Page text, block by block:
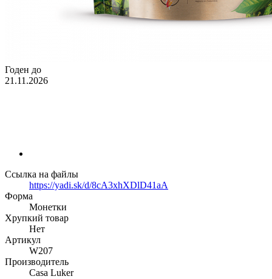
Годен до
21.11.2026
Ссылка на файлы
https://yadi.sk/d/8cA3xhXDlD41aA
Форма
Монетки
Хрупкий товар
Нет
Артикул
W207
Производитель
Casa Luker